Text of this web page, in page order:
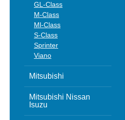
GL-Class
M-Class
Ml-Class
S-Class
Sprinter
Viano
Mitsubishi
Mitsubishi Nissan
Isuzu